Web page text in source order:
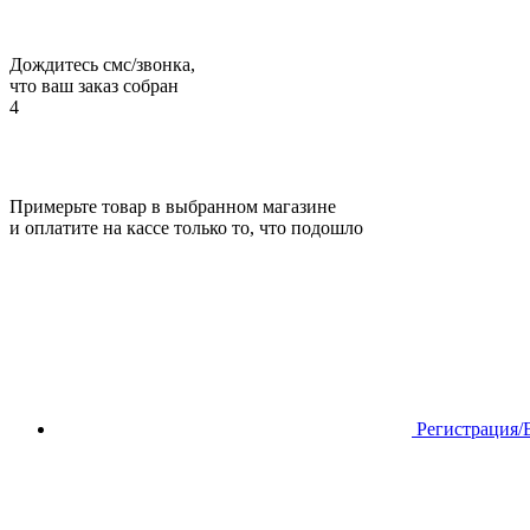
Дождитесь смс/звонка,
что ваш заказ собран
4
Примерьте товар в выбранном магазине
и оплатите на кассе только то, что подошло
Регистрация/